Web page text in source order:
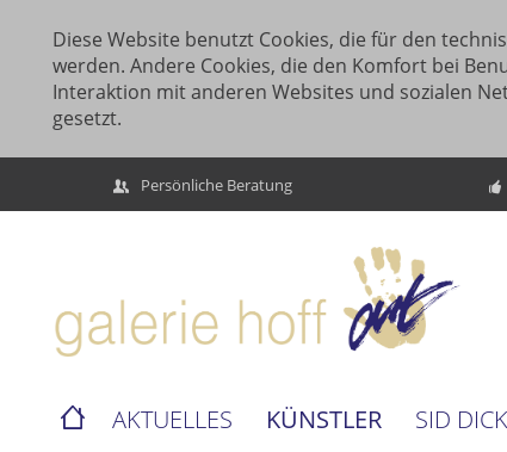
Diese Website benutzt Cookies, die für den
werden. Andere Cookies, die den Komfort bei
Interaktion mit anderen Websites und sozialen
gesetzt.
Persönliche Beratung
AKTUELLES KÜNSTLER SID